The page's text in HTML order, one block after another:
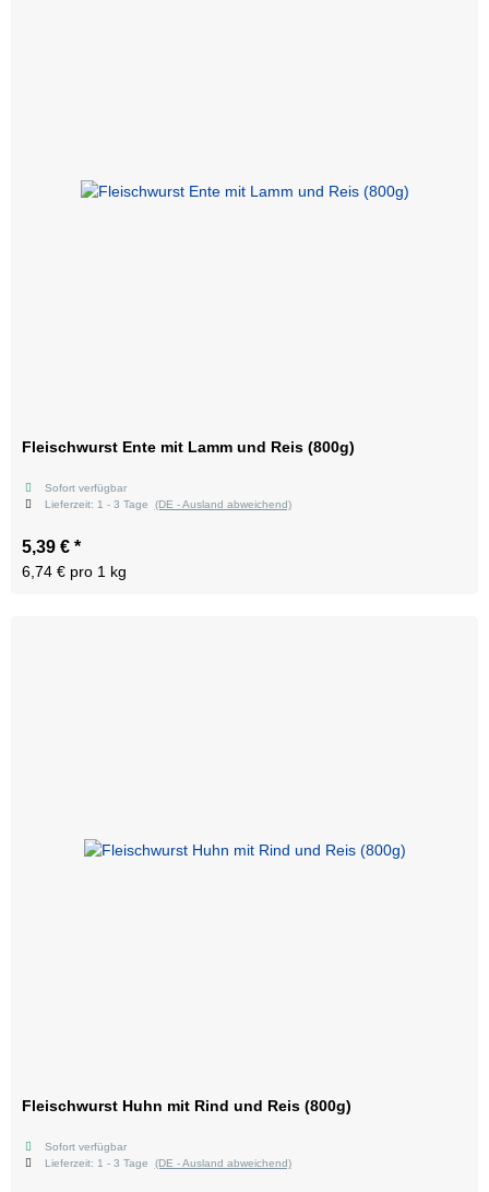
Fleischwurst Ente mit Lamm und Reis (800g)
Sofort verfügbar
Lieferzeit: 1 - 3 Tage (DE - Ausland abweichend)
5,39 € *
6,74 € pro 1 kg
Fleischwurst Huhn mit Rind und Reis (800g)
Sofort verfügbar
Lieferzeit: 1 - 3 Tage (DE - Ausland abweichend)